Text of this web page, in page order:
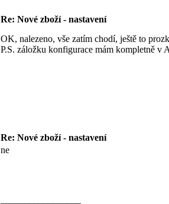
Re: Nové zboží - nastavení
OK, nalezeno, vše zatím chodí, ještě to
P.S. záložku konfigurace mám kompletně v
Re: Nové zboží - nastavení
ne